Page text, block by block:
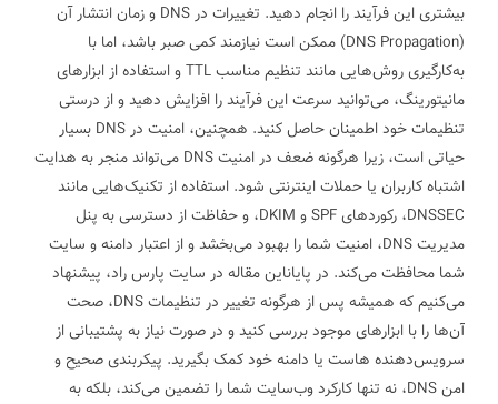
بیشتری این فرآیند را انجام دهید.
تغییرات در DNS و زمان انتشار آن
(DNS Propagation) ممکن است نیازمند کمی صبر باشد، اما با
به‌کارگیری روش‌هایی مانند تنظیم مناسب TTL و استفاده از ابزارهای
مانیتورینگ، می‌توانید سرعت این فرآیند را افزایش دهید و از درستی
تنظیمات خود اطمینان حاصل کنید. همچنین، امنیت در DNS بسیار
حیاتی است، زیرا هرگونه ضعف در امنیت DNS می‌تواند منجر به هدایت
اشتباه کاربران یا حملات اینترنتی شود. استفاده از تکنیک‌هایی مانند
DNSSEC، رکوردهای SPF و DKIM، و حفاظت از دسترسی به پنل
مدیریت DNS، امنیت شما را بهبود می‌بخشد و از اعتبار دامنه و سایت
شما محافظت می‌کند. در پایاناین مقاله در سایت پارس راد، پیشنهاد
می‌کنیم که همیشه پس از هرگونه تغییر در تنظیمات DNS، صحت
آن‌ها را با ابزارهای موجود بررسی کنید و در صورت نیاز به پشتیبانی از
سرویس‌دهنده هاست یا دامنه خود کمک بگیرید. پیکربندی صحیح و
امن DNS، نه تنها کارکرد وب‌سایت شما را تضمین می‌کند، بلکه به